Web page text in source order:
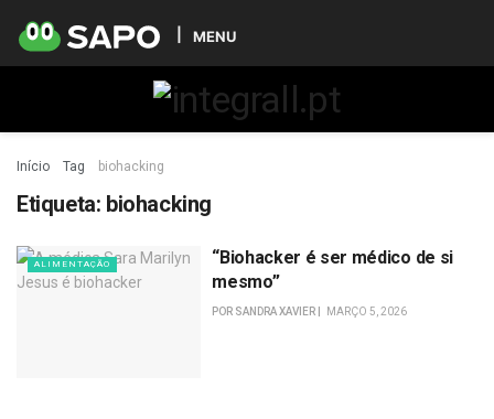
MENU
Início Tag biohacking
Etiqueta: biohacking
ALIMENTAÇÃO
“Biohacker é ser médico de si
mesmo”
POR SANDRA XAVIER MARÇO 5, 2026